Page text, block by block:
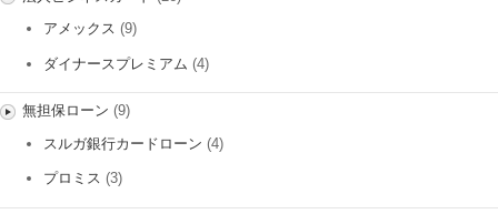
アメックス (9)
ダイナースプレミアム (4)
無担保ローン (9)
スルガ銀行カードローン (4)
プロミス (3)